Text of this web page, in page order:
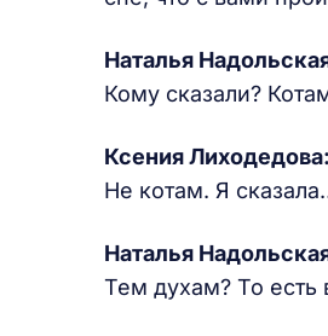
Наталья
Кому сказали?
Ксения Лиходедова:
Не котам. Я
Наталья
Тем духам? То есть